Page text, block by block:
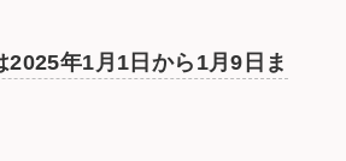
2025年1月1日から1月9日ま